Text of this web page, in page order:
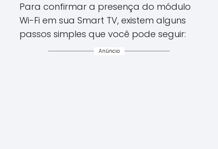
Para confirmar a presença do módulo
Wi-Fi em sua Smart TV, existem alguns
passos simples que você pode seguir:
Anúncio